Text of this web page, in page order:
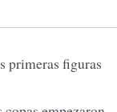
primeras figuras